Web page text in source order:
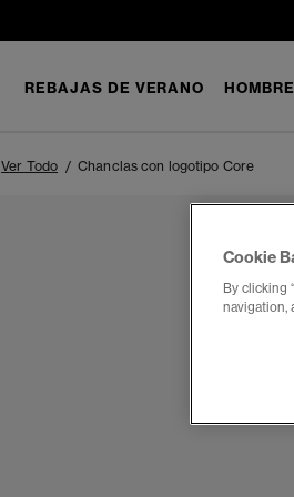
REBAJAS DE VERANO HOMBRE
Ver Todo Chanclas con logotipo Core
Cookie
By clicking
navigation,